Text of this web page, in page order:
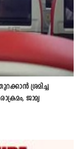
ശ്രമിച്ച
ജാമ്യ